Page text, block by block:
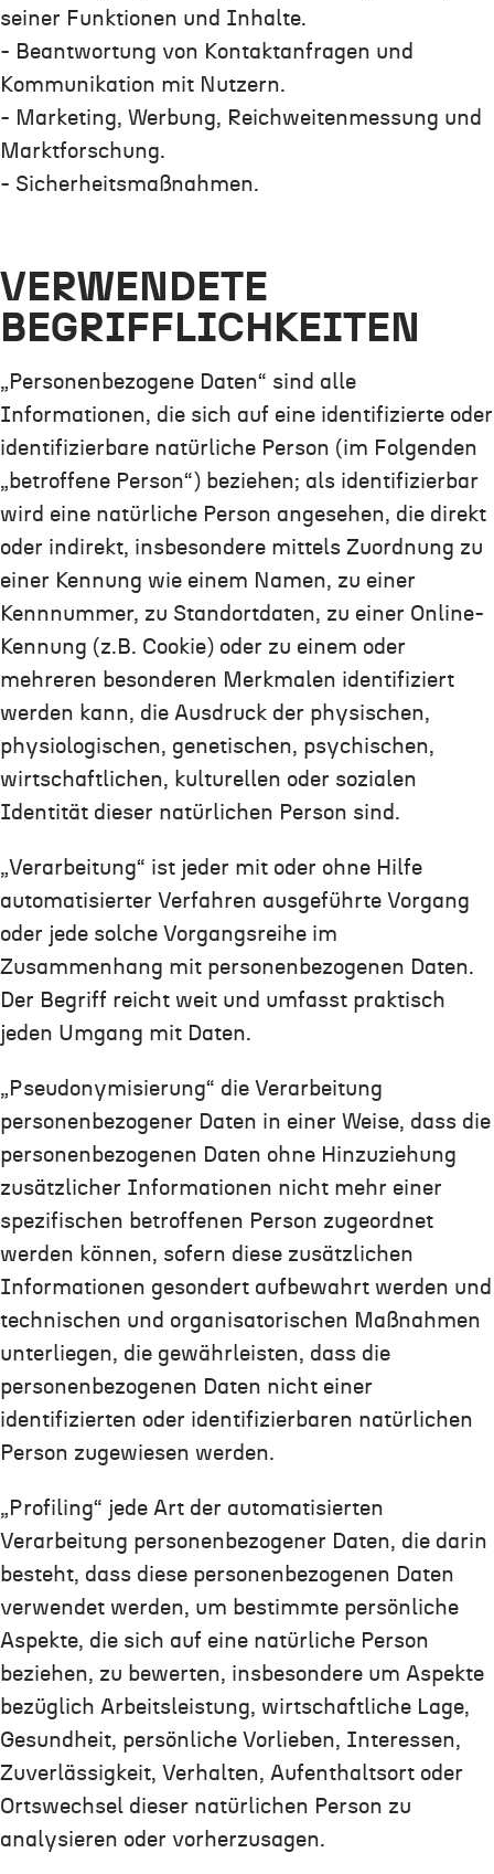
seiner Funktionen und Inhalte.
- Beantwortung von Kontaktanfragen und
Kommunikation mit Nutzern.
- Marketing, Werbung, Reichweitenmessung und
Marktforschung.
- Sicherheitsmaßnahmen.
VERWENDETE
BEGRIFFLICHKEITEN
„Personenbezogene Daten“ sind alle
Informationen, die sich auf eine identifizierte oder
identifizierbare natürliche Person (im Folgenden
„betroffene Person“) beziehen; als identifizierbar
wird eine natürliche Person angesehen, die direkt
oder indirekt, insbesondere mittels Zuordnung zu
einer Kennung wie einem Namen, zu einer
Kennnummer, zu Standortdaten, zu einer Online-
Kennung (z.B. Cookie) oder zu einem oder
mehreren besonderen Merkmalen identifiziert
werden kann, die Ausdruck der physischen,
physiologischen, genetischen, psychischen,
wirtschaftlichen, kulturellen oder sozialen
Identität dieser natürlichen Person sind.
„Verarbeitung“ ist jeder mit oder ohne Hilfe
automatisierter Verfahren ausgeführte Vorgang
oder jede solche Vorgangsreihe im
Zusammenhang mit personenbezogenen Daten.
Der Begriff reicht weit und umfasst praktisch
jeden Umgang mit Daten.
„Pseudonymisierung“ die Verarbeitung
personenbezogener Daten in einer Weise, dass die
personenbezogenen Daten ohne Hinzuziehung
zusätzlicher Informationen nicht mehr einer
spezifischen betroffenen Person zugeordnet
werden können, sofern diese zusätzlichen
Informationen gesondert aufbewahrt werden und
technischen und organisatorischen Maßnahmen
unterliegen, die gewährleisten, dass die
personenbezogenen Daten nicht einer
identifizierten oder identifizierbaren natürlichen
Person zugewiesen werden.
„Profiling“ jede Art der automatisierten
Verarbeitung personenbezogener Daten, die darin
besteht, dass diese personenbezogenen Daten
verwendet werden, um bestimmte persönliche
Aspekte, die sich auf eine natürliche Person
beziehen, zu bewerten, insbesondere um Aspekte
bezüglich Arbeitsleistung, wirtschaftliche Lage,
Gesundheit, persönliche Vorlieben, Interessen,
Zuverlässigkeit, Verhalten, Aufenthaltsort oder
Ortswechsel dieser natürlichen Person zu
analysieren oder vorherzusagen.